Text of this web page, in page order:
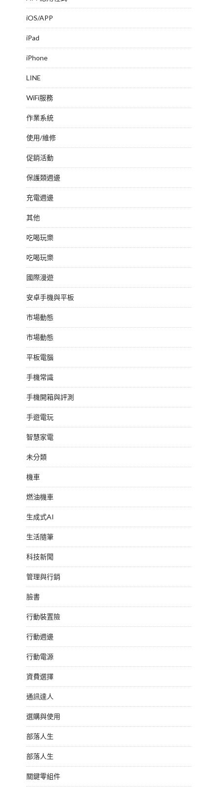
iOS/APP
iPad
iPhone
LINE
WiFi服務
作業系統
使用/維修
促銷活動
保護類週邊
充電週邊
其他
吃喝玩樂
吃喝玩樂
國際漫遊
安卓手機與平板
市場動態
市場動態
平板電腦
手機常識
手機開箱與評測
手遊電玩
智慧家電
未分類
機車
燃油機車
生成式AI
生活隨筆
科技新聞
管理與行銷
臉書
行動裝置險
行動週邊
行動電源
資費選擇
通訊達人
選購與使用
部落人生
部落人生
關鍵零組件